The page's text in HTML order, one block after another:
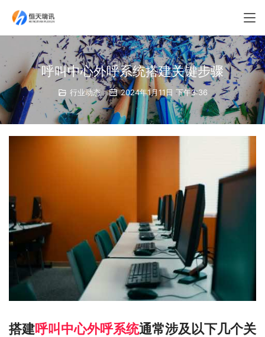
呼叫中心外呼系统搭建关键步骤
行业动态 2024年1月11日 下午3:36
搭建呼叫中心外呼系统通常涉及以下几个关